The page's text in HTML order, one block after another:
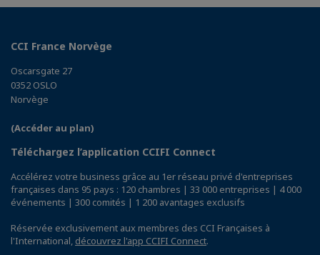
CCI France Norvège
Oscarsgate 27
0352 OSLO
Norvège
(Accéder au plan)
Téléchargez l’application CCIFI Connect
Accélérez votre business grâce au 1er réseau privé d'entreprises
françaises dans 95 pays : 120 chambres | 33 000 entreprises | 4 000
événements | 300 comités | 1 200 avantages exclusifs
Réservée exclusivement aux membres des CCI Françaises à
l'International, découvrez l'app CCIFI Connect.